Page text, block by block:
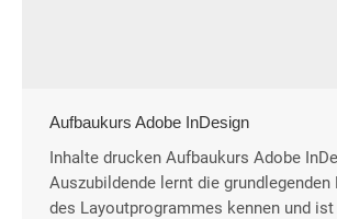
Aufbaukurs Adobe InDesign
Inhalte drucken Aufbaukurs Adobe
Auszubildende lernt die
des Layoutprogrammes kennen und ist